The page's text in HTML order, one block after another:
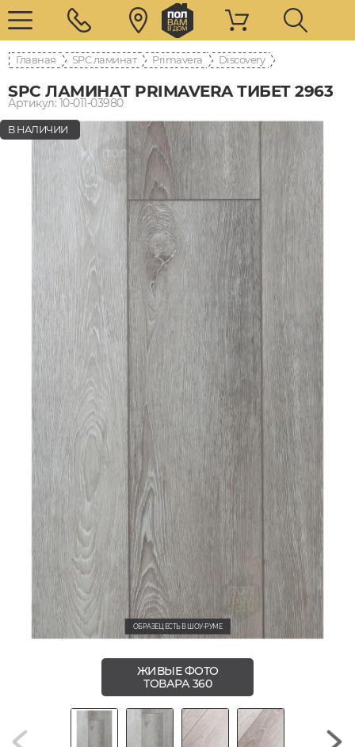
Главная SPC ламинат Primavera Discovery
SPC ЛАМИНАТ PRIMAVERA ТИБЕТ 2963
Артикул: 10-011-03980
В НАЛИЧИИ
ОБРАЗЕЦ ЕСТЬ В ШОУ-РУМЕ
ЖИВЫЕ ФОТО
ТОВАРА 360